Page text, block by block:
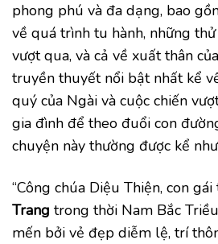
phong phú và đa dạng, bao
về quá trình tu hành, những
vượt qua, và cả về xuất thân
truyền thuyết nổi bật nhất kể
quý của Ngài và cuộc chiến
gia đình để theo đuổi con
chuyện này thường được kể
“Công chúa Diệu Thiện, con
Trang trong thời Nam Bắc
mến bởi vẻ đẹp diễm lệ, trí